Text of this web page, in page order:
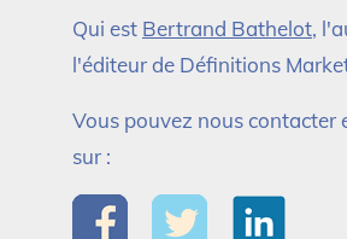
Qui est Bertrand Bathelot,
l'éditeur de Définitions
Vous pouvez nous contacter
sur :